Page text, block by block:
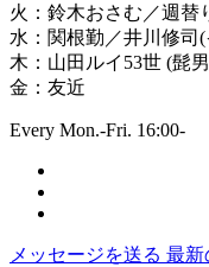
火：鈴木おさむ／週替
水：関根勤／井川修司
木：山田ルイ53世 (髭
金：友近
Every Mon.-Fri. 16:00-
メッセージを送る 最新